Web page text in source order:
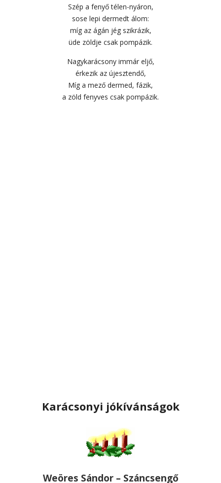
Szép a fenyő télen-nyáron,
sose lepi dermedt álom:
míg az ágán jég szikrázik,
üde zöldje csak pompázik.
Nagykarácsony immár eljő,
érkezik az újesztendő,
Míg a mező dermed, fázik,
a zöld fenyves csak pompázik.
Karácsonyi jókívánságok
Weöres Sándor – Száncsengő